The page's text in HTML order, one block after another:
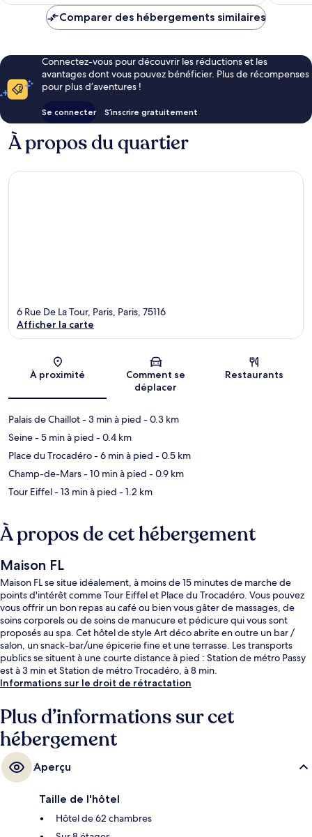
de
Comparer des hébergements similaires
Connectez-vous pour découvrir les réductions et les
avantages dont vous pouvez bénéficier. Plus de récompenses
pour plus d’aventures !
Se connecter S’inscrire gratuitement
À propos du quartier
Carte
6 Rue De La Tour, Paris, Paris, 75116
Afficher la carte
À proximité
Comment se
déplacer
Restaurants
Palais de Chaillot- 3 min à pied - 0.3 km
Seine- 5 min à pied - 0.4 km
Place du Trocadéro- 6 min à pied - 0.5 km
Champ-de-Mars- 10 min à pied - 0.9 km
Tour Eiffel- 13 min à pied - 1.2 km
À propos de cet hébergement
Maison FL
Maison FL se situe idéalement, à moins de 15 minutes de marche de
points d'intérêt comme Tour Eiffel et Place du Trocadéro. Vous pouvez
vous offrir un bon repas au café ou bien vous gâter de massages, de
soins corporels ou de soins de manucure et pédicure qui vous sont
proposés au spa. Cet hôtel de style Art déco abrite en outre un bar /
salon, un snack-bar/une épicerie fine et une terrasse. Les transports
publics se situent à une courte distance à pied : Station de métro Passy
est à 3 min et Station de métro Trocadéro, à 8 min.
Informations sur le droit de rétractation
Plus d’informations sur cet
hébergement
Aperçu
Taille de l'hôtel
Hôtel de 62 chambres